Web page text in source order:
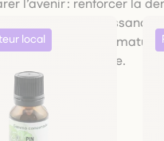
l’avenir : renforcer la
soutenir la croissance
l’ossature
et respectueuse.